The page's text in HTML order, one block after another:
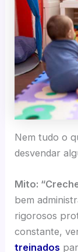
Nem tudo o
desvendar
Mito:
bem
rigorosos
constante,
treinados